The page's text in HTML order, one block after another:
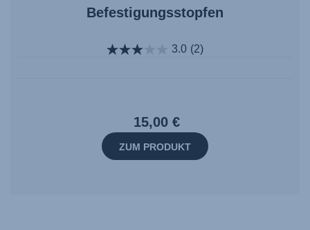
Befestigungsstopfen
3.0 (2)
15,00 €
ZUM PRODUKT